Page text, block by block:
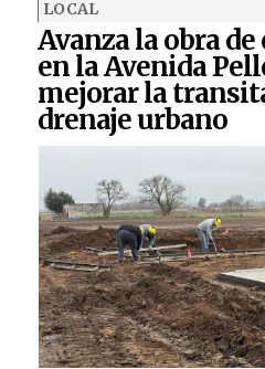
LOCAL
Avanza la obra
en la Avenida
mejorar la
drenaje urbano